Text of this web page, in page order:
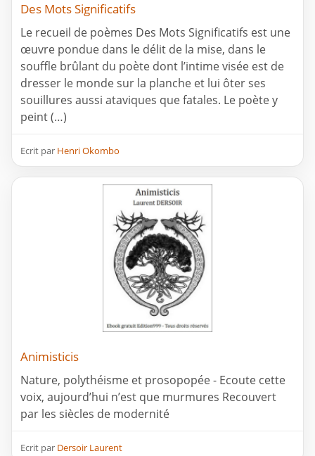
Des Mots Significatifs
Le recueil de poèmes Des Mots Significatifs est une
œuvre pondue dans le délit de la mise, dans le
souffle brûlant du poète dont l’intime visée est de
dresser le monde sur la planche et lui ôter ses
souillures aussi ataviques que fatales. Le poète y
peint (…)
Ecrit par Henri Okombo
Animisticis
Nature, polythéisme et prosopopée - Ecoute cette
voix, aujourd’hui n’est que murmures Recouvert
par les siècles de modernité
Ecrit par Dersoir Laurent